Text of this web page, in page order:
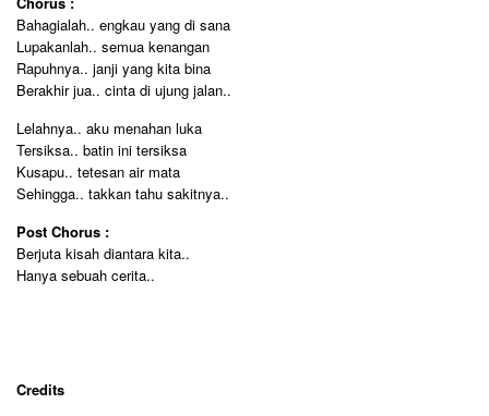
Bahagialah.. engkau yang di sana
Lupakanlah.. semua kenangan
Rapuhnya.. janji yang kita bina
Berakhir jua.. cinta di ujung jalan..
Lelahnya.. aku menahan luka
Tersiksa.. batin ini tersiksa
Kusapu.. tetesan air mata
Sehingga.. takkan tahu sakitnya..
Post Chorus :
Berjuta kisah diantara kita..
Hanya sebuah cerita..
Credits